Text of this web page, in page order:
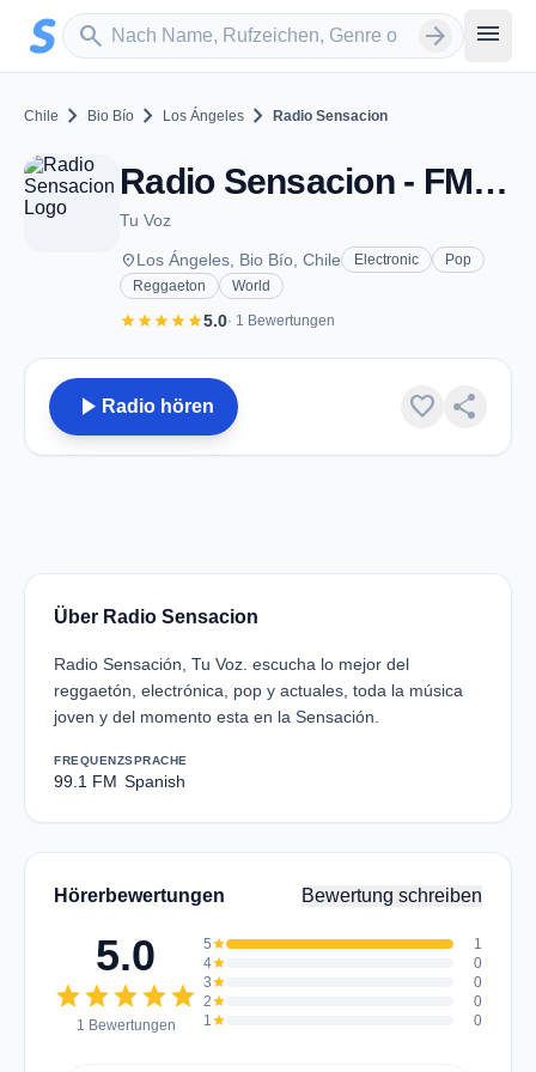
Zum Hauptinhalt springen
search
Sender suchen arrow_forward menu
Chile chevron_right Bio Bío chevron_right Los Ángeles chevron_right Radio Sensacion
Radio Sensacion - FM 99.1 - Los Ángeles
Tu Voz
placeLos Ángeles, Bio Bío, Chile Electronic
Pop
Reggaeton
World
starstarstarstarstar5.0· 1 Bewertungen
play_arrow Radio hören favorite share
Über Radio Sensacion
Radio Sensación, Tu Voz. escucha lo mejor del
reggaetón, electrónica, pop y actuales, toda la música
joven y del momento esta en la Sensación.
FREQUENZ
99.1 FM
SPRACHE
Spanish
Hörerbewertungen Bewertung schreiben
5.0
starstarstarstarstar
1 Bewertungen
5star
1
4star
0
3star
0
2star
0
1star 0